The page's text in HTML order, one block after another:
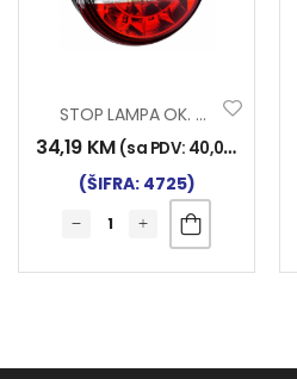
STOP LAMPA OK. UNISTAR 4F LED
34,19 KM (sa PDV: 40,00
(ŠIFRA: 4725)